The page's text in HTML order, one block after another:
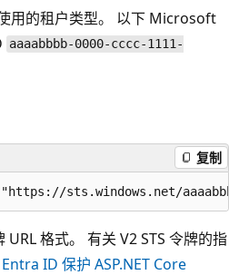
用的租户类型。 以下 Microsoft
aaaabbbb-0000-cccc-1111-
复制
URL 格式。 有关 V2 STS 令牌的指
ID 保护 ASP.NET Core